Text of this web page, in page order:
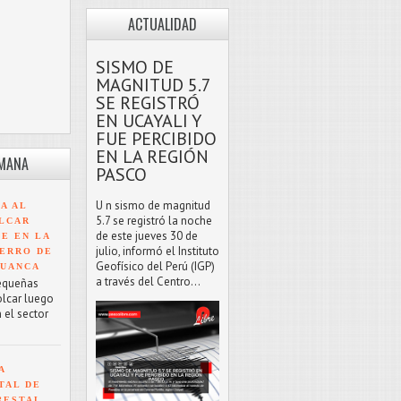
AL
EN LA
DE
luego
el sector
DE
ACTUALIDAD
SISMO DE
MAGNITUD 5.7
SE REGISTRÓ
EN UCAYALI Y
FUE PERCIBIDO
EN LA REGIÓN
PASCO
U n sismo de magnitud
5.7 se registró la noche
de este jueves 30 de
julio, informó el Instituto
Geofísico del Perú (IGP)
a través del Centro...